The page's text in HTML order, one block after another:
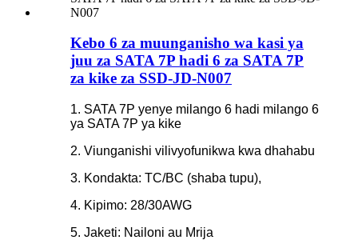
Kebo 6 za muunganisho wa kasi ya
juu za SATA 7P hadi 6 za SATA 7P
za kike za SSD-JD-N007
1. SATA 7P yenye milango 6 hadi milango 6
ya SATA 7P ya kike
2. Viunganishi vilivyofunikwa kwa dhahabu
3. Kondakta: TC/BC (shaba tupu),
4. Kipimo: 28/30AWG
5. Jaketi: Nailoni au Mrija